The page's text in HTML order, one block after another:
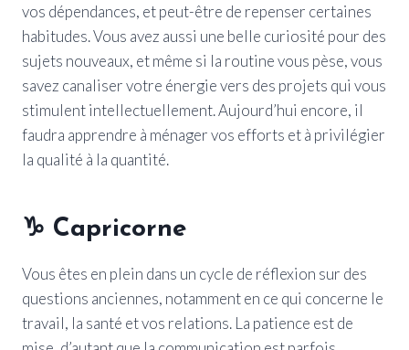
vos dépendances, et peut-être de repenser certaines
habitudes. Vous avez aussi une belle curiosité pour des
sujets nouveaux, et même si la routine vous pèse, vous
savez canaliser votre énergie vers des projets qui vous
stimulent intellectuellement. Aujourd’hui encore, il
faudra apprendre à ménager vos efforts et à privilégier
la qualité à la quantité.
♑ Capricorne
Vous êtes en plein dans un cycle de réflexion sur des
questions anciennes, notamment en ce qui concerne le
travail, la santé et vos relations. La patience est de